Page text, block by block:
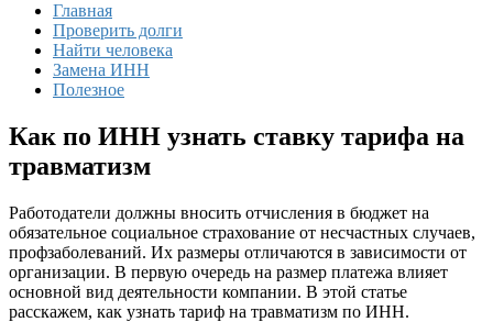
Главная
Проверить долги
Найти человека
Замена ИНН
Полезное
Как по ИНН узнать ставку тарифа на
травматизм
Работодатели должны вносить отчисления в бюджет на
обязательное социальное страхование от несчастных случаев,
профзаболеваний. Их размеры отличаются в зависимости от
организации. В первую очередь на размер платежа влияет
основной вид деятельности компании. В этой статье
расскажем, как узнать тариф на травматизм по ИНН.